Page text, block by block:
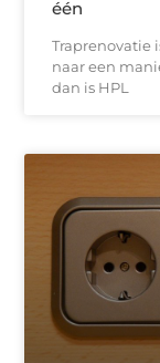
één
Traprenovatie
naar een
dan is HPL